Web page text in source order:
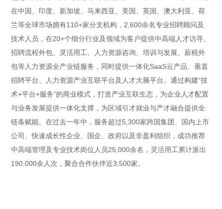
在中国、印度、新加坡、马来西亚、美国、英国、澳大利亚、荷
兰等全球市场拥有110+家分支机构，2,600余名专业招聘顾问及
技术人员，在20+个细分行业及领域为客户提供中高端人才访寻、
招聘流程外包、灵活用工、人力资源咨询、培训与发展、薪税外
包等人力资源全产业链服务，同时提供一体化SaaS云产品、垂直
招聘平台、人力资源产业互联平台及人才大脑平台。通过构建“技
术+平台+服务”的商业模式，打造产业互联生态，为企业人才配置
与业务发展提供一体化支撑，为区域引才就业与产才融合提供全
链条赋能。在过去一年中，服务超过5,300家跨国集团、国内上市
公司、快速成长性企业、国企、政府以及非盈利组织，成功推荐
中高端管理及专业技术岗位人员25,000余名，灵活用工累计派出
190,000余人次，聚合合作伙伴近3,500家。